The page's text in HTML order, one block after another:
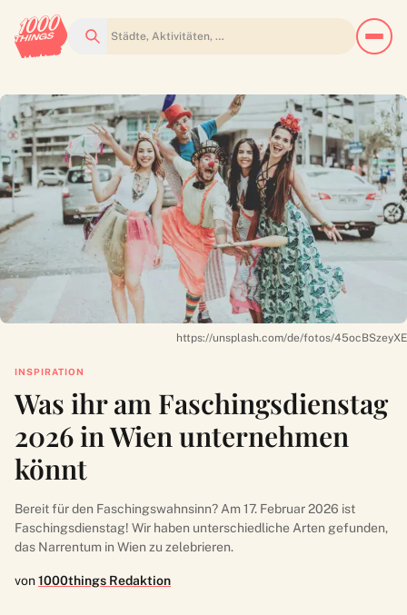
Suchen
https://unsplash.com/de/fotos/45ocBSzeyXE
INSPIRATION
Was ihr am Faschingsdienstag
2026 in Wien unternehmen
könnt
Bereit für den Faschingswahnsinn? Am 17. Februar 2026 ist
Faschingsdienstag! Wir haben unterschiedliche Arten gefunden,
das Narrentum in Wien zu zelebrieren.
von1000things Redaktion